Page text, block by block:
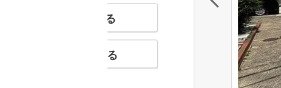
特徴の似た物件を見る
お気に入りに追加する